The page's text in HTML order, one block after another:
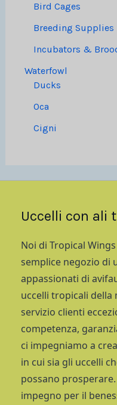
Bird Cages
Breeding Supplies
Incubators &
Waterfowl
Ducks
Oca
Cigni
Uccelli con ali
Noi di Tropical
semplice negozio di
appassionati di
uccelli tropicali della
servizio clienti
competenza,
ci impegniamo a
in cui sia gli uccelli
possano
impegno per il